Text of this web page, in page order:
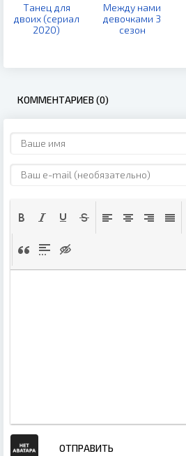
Танец для
двоих (сериал
2020)
Между нами
девочками 3
сезон
КОММЕНТАРИЕВ (0)
ОТПРАВИТЬ